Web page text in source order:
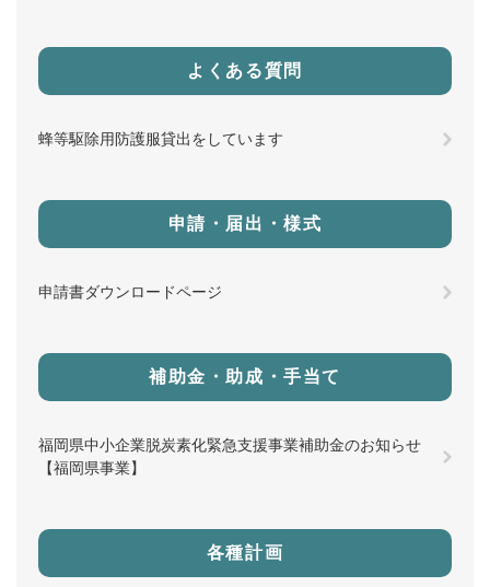
よくある質問
蜂等駆除用防護服貸出をしています
申請・届出・様式
申請書ダウンロードページ
補助金・助成・手当て
福岡県中小企業脱炭素化緊急支援事業補助金のお知らせ
【福岡県事業】
各種計画